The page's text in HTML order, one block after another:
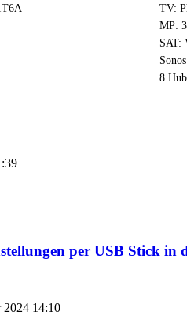
TV:
MP:
SAT:
8
per USB Stick in
2024 14:10